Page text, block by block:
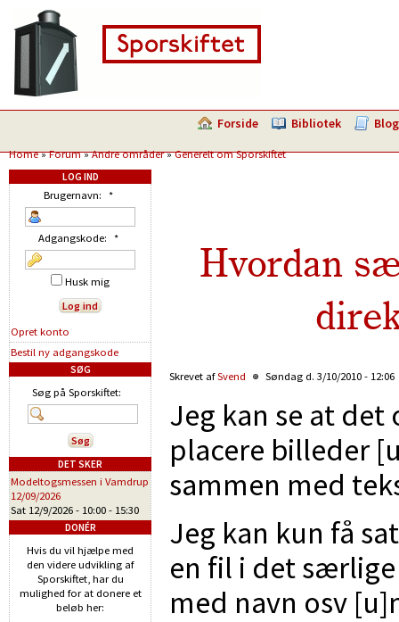
Forside Bibliotek Blog
Home»Forum»Andre områder»Generelt om Sporskiftet
Hvordan
Skrevet afSvend Søndag d. 3/10/2010 - 12:06
Jeg kan se at det
placere billeder
sammen med
Jeg kan kun få
en fil i det
med navn osv
LOG IND
Brugernavn: *
Adgangskode: *
Husk mig
Opret konto
Bestil ny adgangskode
SØG
Søg på Sporskiftet:
DET SKER
Modeltogsmessen i Vamdrup
12/09/2026
Sat 12/9/2026 - 10:00 - 15:30
DONÉR
Hvis du vil hjælpe med
den videre udvikling af
Sporskiftet, har du
mulighed for at donere et
beløb her: